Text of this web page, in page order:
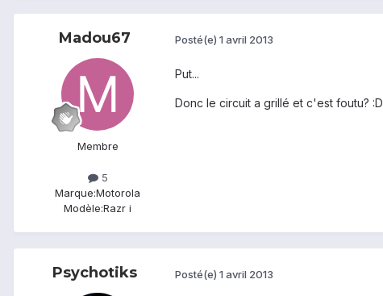
Madou67
Membre
5
Marque:Motorola
Modèle:Razr i
Posté(e) 1 avril 2013
Put...
Donc le circuit a grillé et c'est foutu? :D
Psychotiks Posté(e) 1 avril 2013